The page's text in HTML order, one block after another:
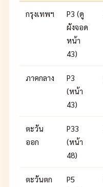
กรุงเทพฯ
P3 (ดู
ผังจอด
หน้า
43)
ภาคกลาง
P3
(หน้า
43)
ตะวัน
ออก
P33
(หน้า
48)
ตะวันตก
P5